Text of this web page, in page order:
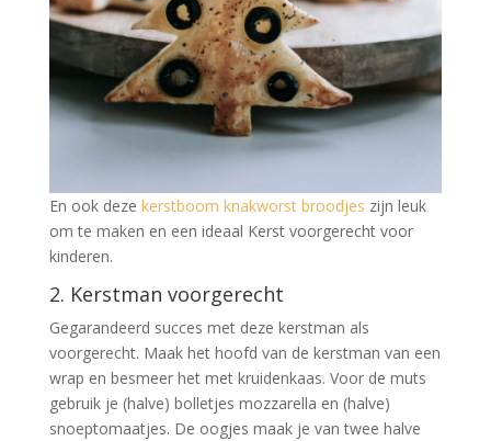
En ook deze kerstboom knakworst broodjes zijn leuk
om te maken en een ideaal Kerst voorgerecht voor
kinderen.
2. Kerstman voorgerecht
Gegarandeerd succes met deze kerstman als
voorgerecht. Maak het hoofd van de kerstman van een
wrap en besmeer het met kruidenkaas. Voor de muts
gebruik je (halve) bolletjes mozzarella en (halve)
snoeptomaatjes. De oogjes maak je van twee halve